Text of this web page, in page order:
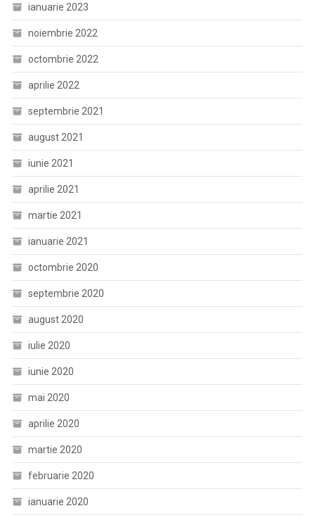
ianuarie 2023
noiembrie 2022
octombrie 2022
aprilie 2022
septembrie 2021
august 2021
iunie 2021
aprilie 2021
martie 2021
ianuarie 2021
octombrie 2020
septembrie 2020
august 2020
iulie 2020
iunie 2020
mai 2020
aprilie 2020
martie 2020
februarie 2020
ianuarie 2020